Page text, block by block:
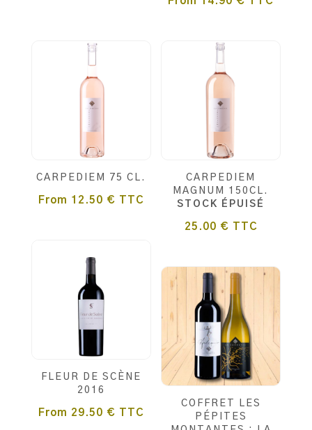
CARPEDIEM 75 CL.
From 12.50 € TTC
CARPEDIEM
MAGNUM 150CL.
STOCK ÉPUISÉ
25.00 € TTC
FLEUR DE SCÈNE
2016
From 29.50 € TTC
COFFRET LES
PÉPITES